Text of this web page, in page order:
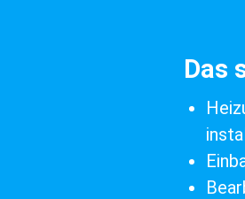
Das